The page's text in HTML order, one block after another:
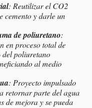
: Reutilizar el CO2
cemento y darle un
de poliuretano:
en proceso total de
del poliuretano
al medio
: Proyecto impulsado
retornar parte del agua
de mejora y se pueda